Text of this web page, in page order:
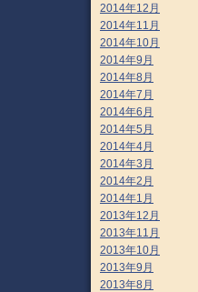
2014年12月
2014年11月
2014年10月
2014年9月
2014年8月
2014年7月
2014年6月
2014年5月
2014年4月
2014年3月
2014年2月
2014年1月
2013年12月
2013年11月
2013年10月
2013年9月
2013年8月